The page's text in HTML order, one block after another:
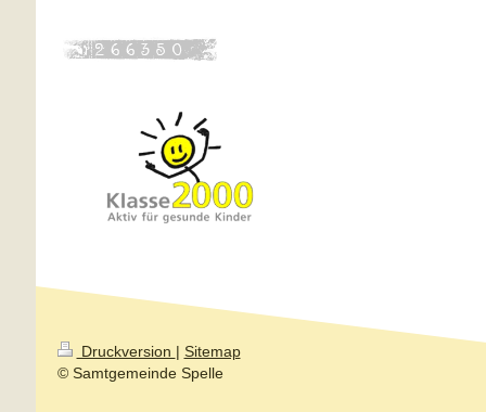
Druckversion | Sitemap
© Samtgemeinde Spelle